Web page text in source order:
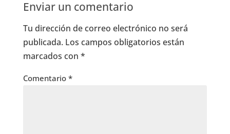
Enviar un comentario
Tu dirección de correo electrónico no será
publicada. Los campos obligatorios están
marcados con *
Comentario *